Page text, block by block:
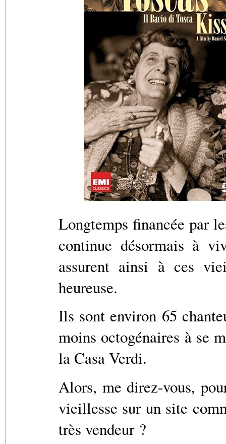
Longtemps financée par
continue désormais à
assurent ainsi à ces
heureuse.
Ils sont environ 65
moins octogénaires à se
la Casa Verdi.
Alors, me direz-vous,
vieillesse sur un site
très vendeur ?